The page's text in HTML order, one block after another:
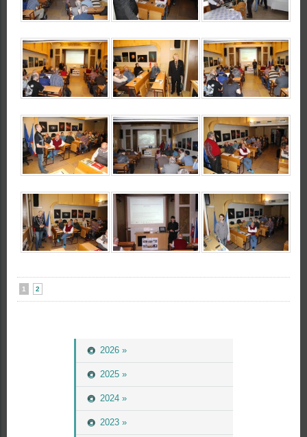
2026 »
2025 »
2024 »
2023 »
1 2